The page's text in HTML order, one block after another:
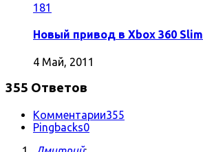
181
Новый привод в Xbox 360 Slim
4 Май, 2011
355 Ответов
Комментарии355
Pingbacks0